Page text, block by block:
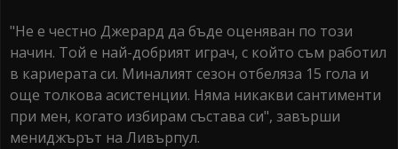
"Не е честно Джерард да бъде оценяван по този
начин. Той е най-добрият играч, с който съм работил
в кариерата си. Миналият сезон отбеляза 15 гола и
още толкова асистенции. Няма никакви сантименти
при мен, когато избирам състава си", завърши
мениджърът на Ливърпул.